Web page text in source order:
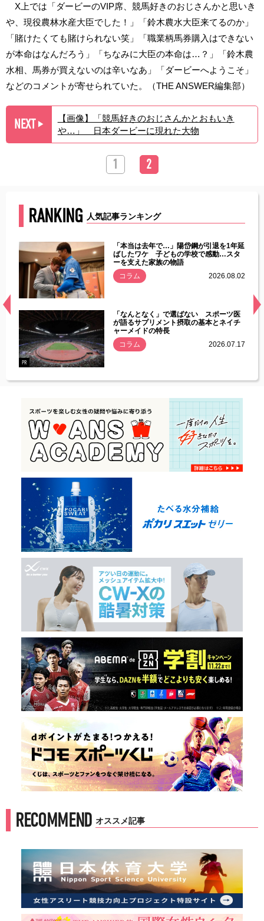
X上では「ダービーのVIP席、競馬好きのおじさんかと思いき
や、現役農林水産大臣でした！」「鈴木農水大臣来てるのか」
「賭けたくても賭けられない笑」「職業柄馬券購入はできない
が本命はなんだろう」「ちなみに大臣の本命は…？」「鈴木農
水相、馬券が買えないのは辛いなあ」「ダービーへようこそ」
などのコメントが寄せられていた。（THE ANSWER編集部）
NEXT ▶︎
【画像】「競馬好きのおじさんかとおもいき
や…」 日本ダービーに現れた大物
1 2
RANKING 人気記事ランキング
常
「本当は去年で…」陽岱鋼が引退を1年延
ばしたワケ 子どもの学校で感動…スタ
ーを支えた家族の物語
コラム
2026.08.02
PR
「なんとなく」で選ばない スポーツ医
が語るサプリメント摂取の基本とネイチ
ャーメイドの特長
コラム
2026.07.17
RECOMMEND オススメ記事